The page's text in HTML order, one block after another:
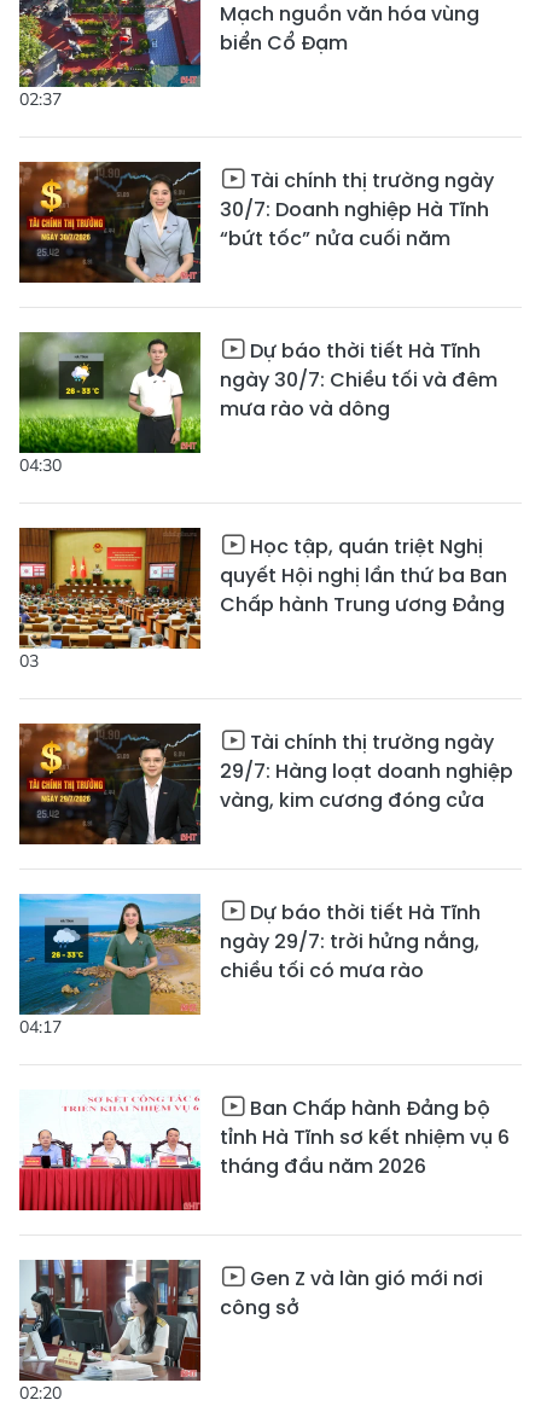
02:37
Mạch nguồn văn hóa vùng
biển Cổ Đạm
Tài chính thị trường ngày
30/7: Doanh nghiệp Hà Tĩnh
“bứt tốc” nửa cuối năm
04:30
Dự báo thời tiết Hà Tĩnh
ngày 30/7: Chiều tối và đêm
mưa rào và dông
03
Học tập, quán triệt Nghị
quyết Hội nghị lần thứ ba Ban
Chấp hành Trung ương Đảng
Tài chính thị trường ngày
29/7: Hàng loạt doanh nghiệp
vàng, kim cương đóng cửa
04:17
Dự báo thời tiết Hà Tĩnh
ngày 29/7: trời hửng nắng,
chiều tối có mưa rào
Ban Chấp hành Đảng bộ
tỉnh Hà Tĩnh sơ kết nhiệm vụ 6
tháng đầu năm 2026
02:20
Gen Z và làn gió mới nơi
công sở